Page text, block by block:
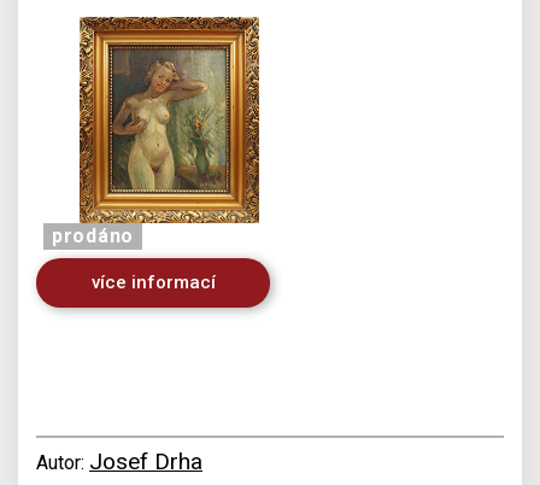
prodáno
více informací
Autor: Josef Drha